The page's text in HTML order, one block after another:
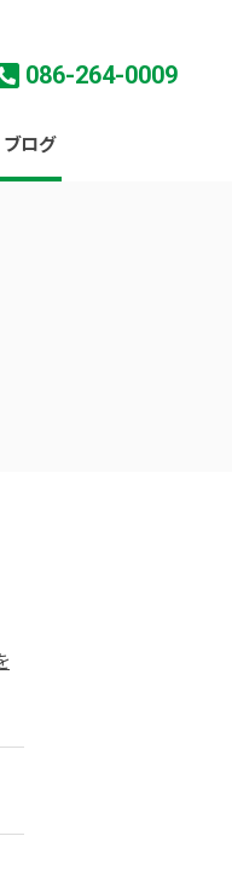
086-264-0009
ブログ